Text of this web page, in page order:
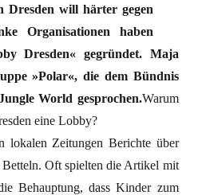
Dresden will härter gegen
Organisationen haben
Dresden« gegründet. Maja
»Polar«, die dem Bündnis
World gesprochen.Warum
eine Lobby?
lokalen Zeitungen Berichte über
Betteln. Oft spielten die Artikel mit
Behauptung, dass Kinder zum